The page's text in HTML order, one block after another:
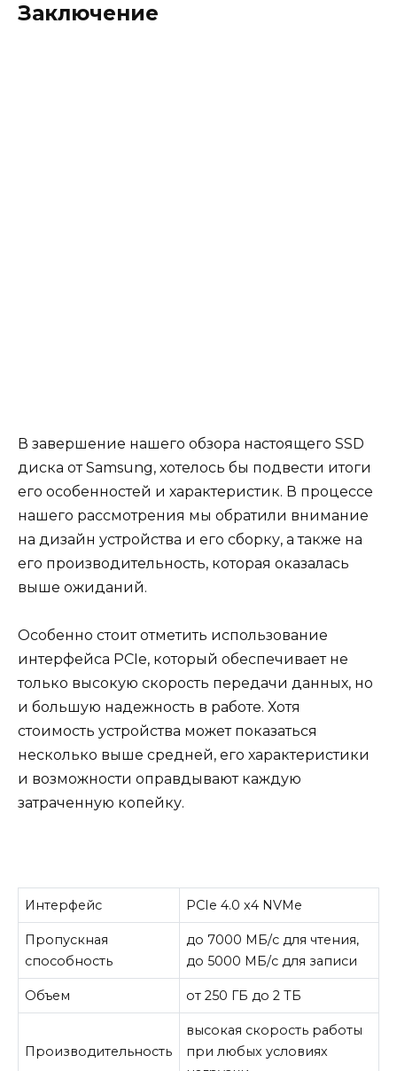
Заключение
В завершение нашего обзора настоящего SSD
диска от Samsung, хотелось бы подвести итоги
его особенностей и характеристик. В процессе
нашего рассмотрения мы обратили внимание
на дизайн устройства и его сборку, а также на
его производительность, которая оказалась
выше ожиданий.
Особенно стоит отметить использование
интерфейса PCIe, который обеспечивает не
только высокую скорость передачи данных, но
и большую надежность в работе. Хотя
стоимость устройства может показаться
несколько выше средней, его характеристики
и возможности оправдывают каждую
затраченную копейку.
Интерфейс PCIe 4.0 x4 NVMe
Пропускная
способность
до 7000 МБ/с для чтения,
до 5000 МБ/с для записи
Объем от 250 ГБ до 2 ТБ
Производительность
высокая скорость работы
при любых условиях